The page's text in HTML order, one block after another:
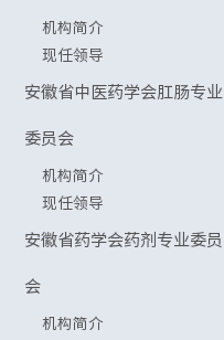
机构简介
现任领导
安徽省中医药学会肛肠专业
委员会
机构简介
现任领导
安徽省药学会药剂专业委员
会
机构简介